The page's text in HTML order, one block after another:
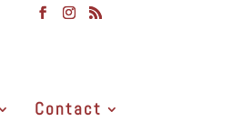
Contact